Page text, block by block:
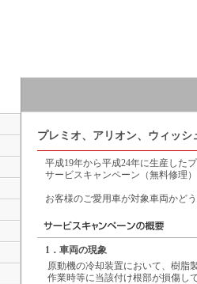
プレミオ、アリオン、ウィッ
平成19年から平成24年に生産した
サービスキャンペーン（無料修理
お客様のご愛用車が対象車両かど
1．車両の現象
原動機の冷却装置において、樹脂
作業時等に当該付け根部が損傷し